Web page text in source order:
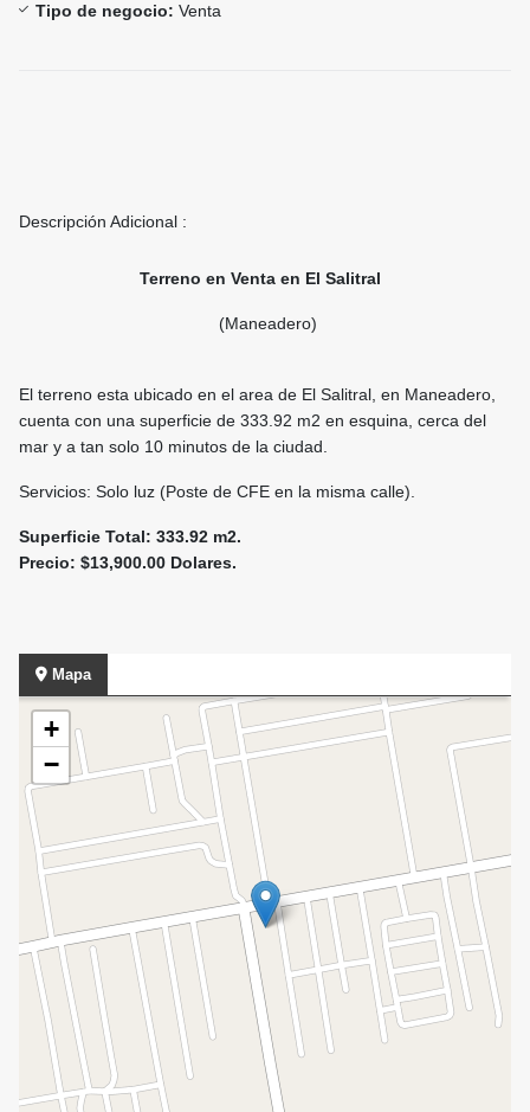
Tipo de negocio: Venta
Descripción Adicional :
Terreno en Venta en El Salitral
(Maneadero)
El terreno esta ubicado en el area de El Salitral, en Maneadero,
cuenta con una superficie de 333.92 m2 en esquina, cerca del
mar y a tan solo 10 minutos de la ciudad.
Servicios: Solo luz (Poste de CFE en la misma calle).
Superficie Total: 333.92 m2.
Precio: $13,900.00 Dolares.
Mapa
+
−